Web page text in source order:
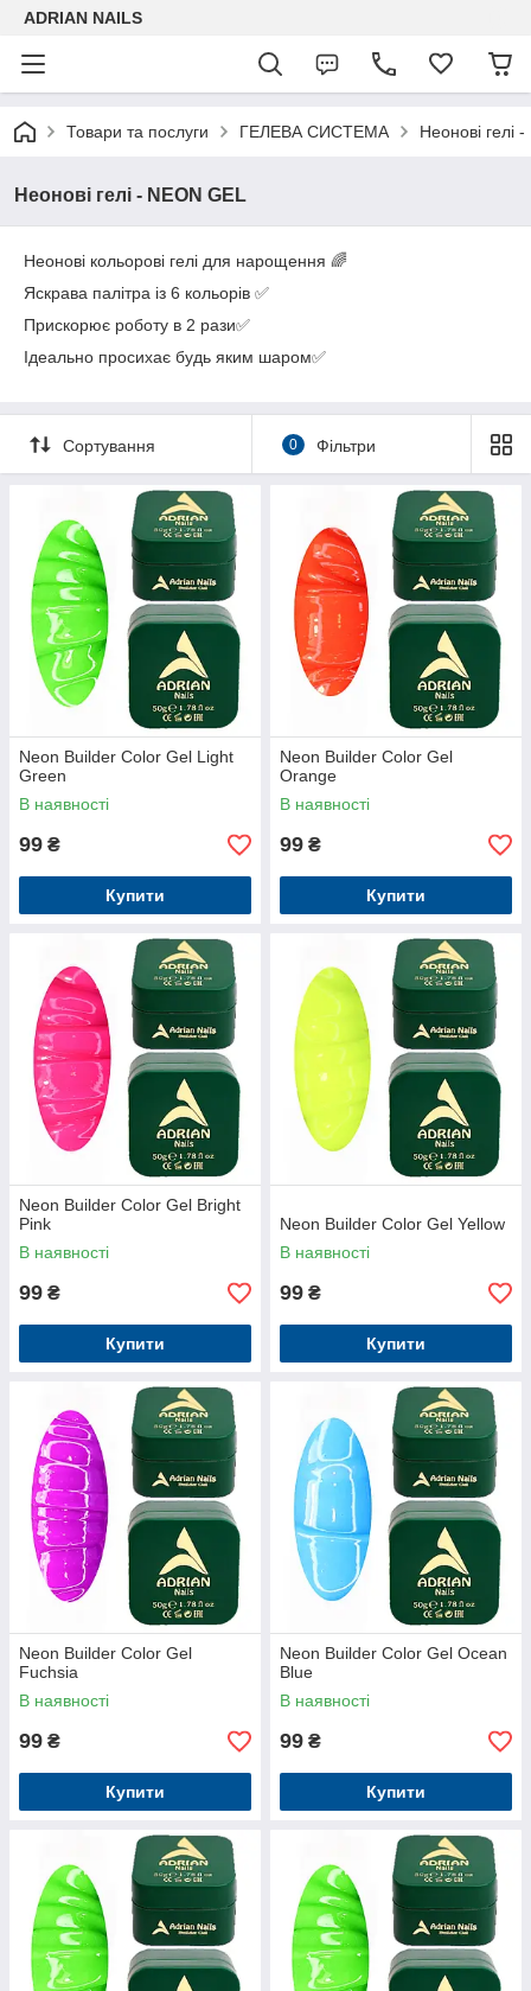
ADRIAN NAILS
Товари та послуги ГЕЛЕВА СИСТЕМА Неонові гелі
Неонові гелі - NEON GEL
Неонові кольорові гелі для нарощення 🌈
Яскрава палітра із 6 кольорів ✅
Прискорює роботу в 2 рази✅
Ідеально просихає будь яким шаром✅
Сортування 0 Фільтри
Neon Builder Color Gel Light
Green
В наявності
99 ₴
Купити
Neon Builder Color Gel
Orange
В наявності
99 ₴
Купити
Neon Builder Color Gel Bright
Pink
В наявності
99 ₴
Купити
Neon Builder Color Gel Yellow
В наявності
99 ₴
Купити
Neon Builder Color Gel
Fuchsia
В наявності
99 ₴
Купити
Neon Builder Color Gel Ocean
Blue
В наявності
99 ₴
Купити